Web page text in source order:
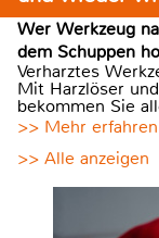
Wer Werkzeug
dem Schuppen
Verharztes
Mit Harzlöser
bekommen Sie
>> Mehr erfahren
>> Alle anzeigen